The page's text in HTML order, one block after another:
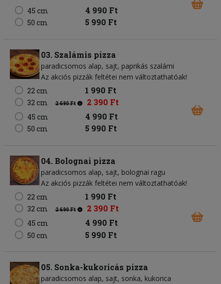
45 cm 4 990 Ft
50 cm 5 990 Ft
03. Szalámis pizza
paradicsomos alap sajt paprikás szalámi
Az akciós pizzák feltétei nem változtathatóak!
22 cm
1 990 Ft
32 cm 2 690 Ft 2 390 Ft
45 cm 4 990 Ft
50 cm 5 990 Ft
04. Bolognai pizza
paradicsomos alap sajt bolognai ragu
Az akciós pizzák feltétei nem változtathatóak!
22 cm
1 990 Ft
32 cm 2 690 Ft 2 390 Ft
45 cm 4 990 Ft
50 cm 5 990 Ft
05. Sonka-kukoricás pizza
paradicsomos alap sajt sonka kukorica